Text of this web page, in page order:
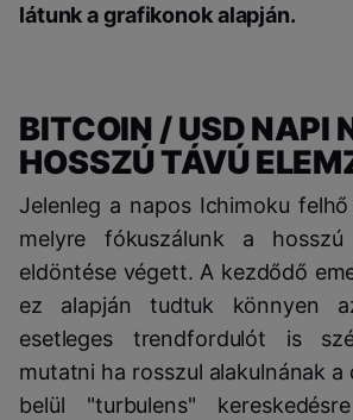
látunk a grafikonok alapján.
BITCOIN / USD NAPI
HOSSZÚ TÁVÚ
Jelenleg a napos Ichimoku
melyre fókuszálunk a
eldöntése végett. A kezdődő
ez alapján tudtuk könnyen
esetleges trendfordulót is
mutatni ha rosszul alakulnának a
belül "turbulens"